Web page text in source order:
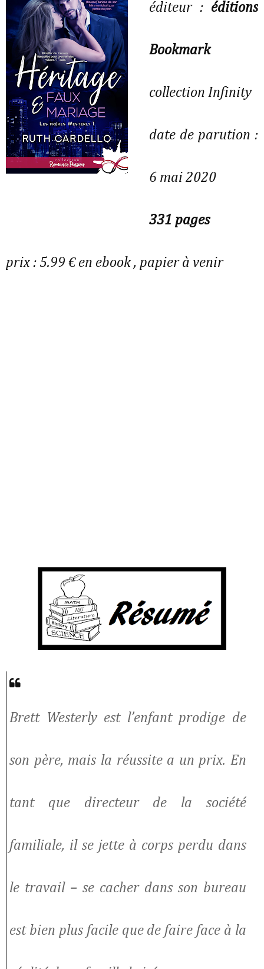
éditeur : éditions
Bookmark
collection Infinity
date de parution :
6 mai 2020
331 pages
prix : 5.99 € en ebook , papier à venir
Brett Westerly est l’enfant prodige de
son père, mais la réussite a un prix. En
tant que directeur de la société
familiale, il se jette à corps perdu dans
le travail – se cacher dans son bureau
est bien plus facile que de faire face à la